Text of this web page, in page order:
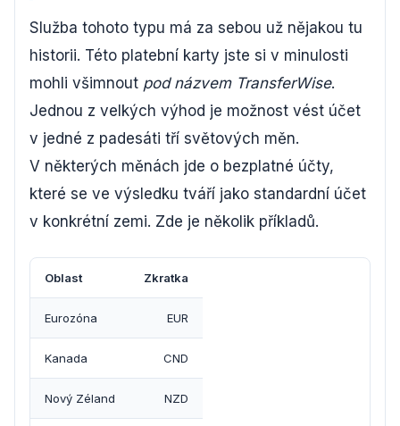
Služba tohoto typu má za sebou už nějakou tu
historii. Této platební karty jste si v minulosti
mohli všimnout pod názvem TransferWise.
Jednou z velkých výhod je možnost vést účet
v jedné z padesáti tří světových měn.
V některých měnách jde o bezplatné účty,
které se ve výsledku tváří jako standardní účet
v konkrétní zemi. Zde je několik příkladů.
Oblast Zkratka
Eurozóna EUR
Kanada CND
Nový Zéland NZD